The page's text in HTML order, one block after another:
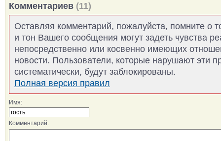
Комментариев (11)
Оставляя комментарий, пожалуйста, помните о
и тон Вашего сообщения могут задеть чувства
непосредственно или косвенно имеющих
новости. Пользователи, которые нарушают эти
систематически, будут заблокированы.
Полная версия правил
Имя:
Комментарий: